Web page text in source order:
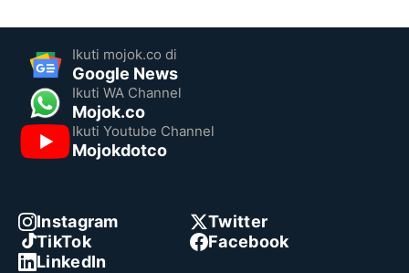
Ikuti mojok.co di
Google News
Ikuti WA Channel
Mojok.co
Ikuti Youtube Channel
Mojokdotco
Instagram
Twitter
TikTok
Facebook
LinkedIn